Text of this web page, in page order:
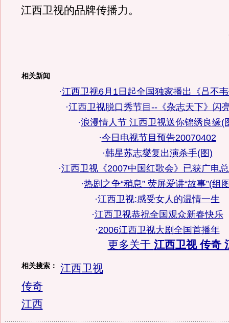
江西卫视的品牌传播力。
相关新闻
·江西卫视6月1日起全国独家播出《吕不
·江西卫视脱口秀节目--《杂志天下》闪
·浪漫情人节 江西卫视送你锦绣良缘(
·今日电视节目预告20070402
·韩星苏志燮复出演杀手(图)
·江西卫视《2007中国红歌会》已获广电
·热剧之争“稍息” 荧屏爱讲“故事”(组
·江西卫视:感受女人的温情一生
·江西卫视恭祝全国观众新春快乐
·2006江西卫视大剧全国首播年
更多关于 江西卫视 传奇
相关搜索：
江西卫视
传奇
江西